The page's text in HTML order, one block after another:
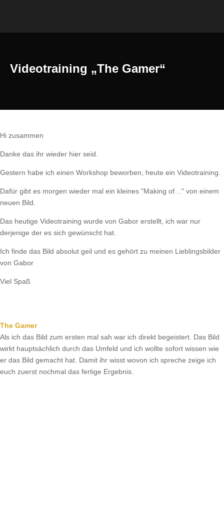
Videotraining „The Gamer“
Hi zusammen
Danke das ihr wieder hier seid.
Gestern habe ich einen Workshop beworben, heute ein Videotraining.
Dafür gibt es morgen wieder mal ein kleines "Making of…" von einem
neuen Bild.
Das heutige Videotraining wurde von Gabor erstellt, ich war nur
derjenige der es sich gewünscht hat.
Ich finde das Bild absolut geil und es gehört zu meinen Lieblingsbilder
von Gabor
Viel Spaß
The Gamer
Als ich das Bild zum ersten mal sah war ich direkt begeistert. Das Bild
wirkt hauptsächlich durch das Umfeld und ich wollte sofort wissen wie
er das Bild gemacht hat. Damit ihr wisst wovon ich spreche zeige ich
euch zuerst nochmal das fertige Ergebnis.